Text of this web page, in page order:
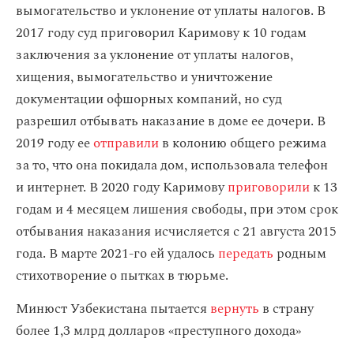
вымогательство и уклонение от уплаты налогов. В
2017 году суд приговорил Каримову к 10 годам
заключения за уклонение от уплаты налогов,
хищения, вымогательство и уничтожение
документации офшорных компаний, но суд
разрешил отбывать наказание в доме ее дочери. В
2019 году ееотправилив колонию общего режима
за то, что она покидала дом, использовала телефон
и интернет. В 2020 году Каримовуприговорилик 13
годам и 4 месяцем лишения свободы, при этом срок
отбывания наказания исчисляется с 21 августа 2015
года. В марте 2021-го ей удалось передать родным
стихотворение о пытках в тюрьме.
Минюст Узбекистана пытается вернуть в страну
более 1,3 млрд долларов «преступного дохода»